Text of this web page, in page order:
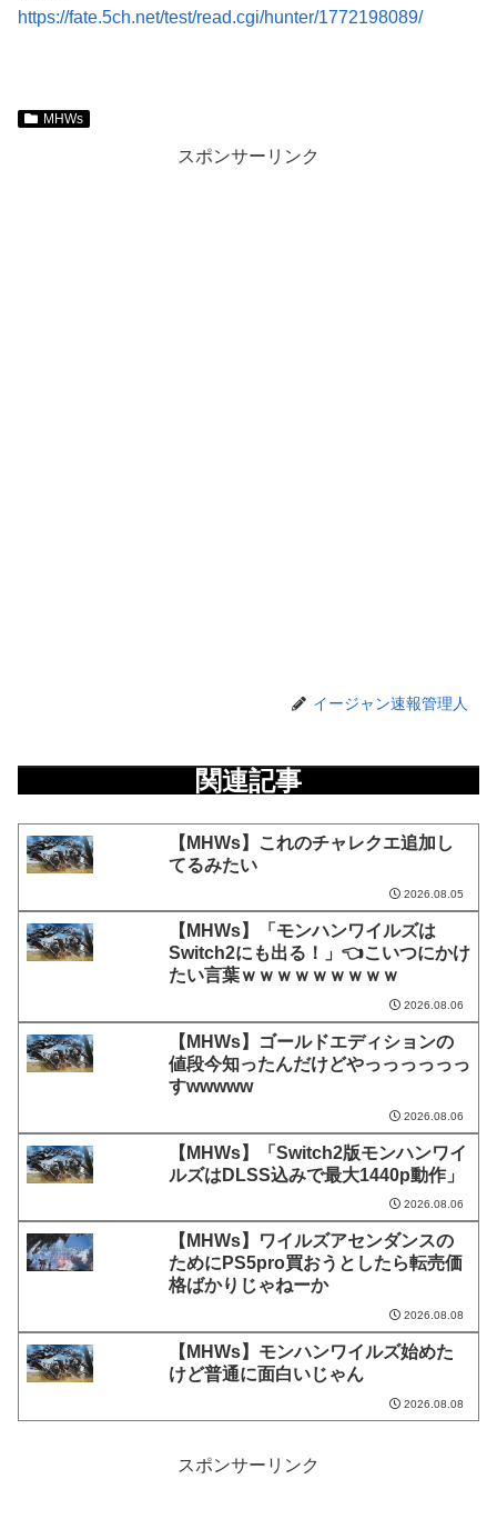
https://fate.5ch.net/test/read.cgi/hunter/1772198089/
MHWs
スポンサーリンク
イージャン速報管理人
関連記事
【MHWs】これのチャレクエ追加し
てるみたい
2026.08.05
【MHWs】「モンハンワイルズは
Switch2にも出る！」👈こいつにかけ
たい言葉ｗｗｗｗｗｗｗｗｗ
2026.08.06
【MHWs】ゴールドエディションの
値段今知ったんだけどやっっっっっっ
すwwwww
2026.08.06
【MHWs】「Switch2版モンハンワイ
ルズはDLSS込みで最大1440p動作」
2026.08.06
【MHWs】ワイルズアセンダンスの
ためにPS5pro買おうとしたら転売価
格ばかりじゃねーか
2026.08.08
【MHWs】モンハンワイルズ始めた
けど普通に面白いじゃん
2026.08.08
スポンサーリンク